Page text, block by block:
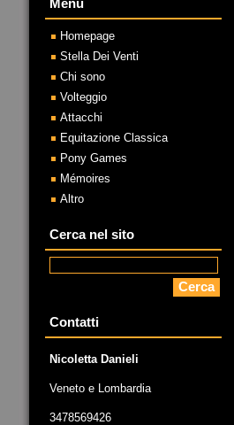
Menù
Homepage
Stella Dei Venti
Chi sono
Volteggio
Attacchi
Equitazione Classica
Pony Games
Mémoires
Altro
Cerca nel sito
Contatti
Nicoletta Danieli
Veneto e Lombardia
3478569426